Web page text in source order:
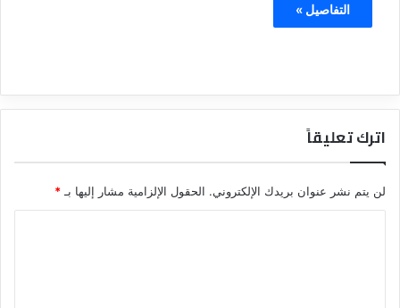
التفاصيل »
اترك تعليقاً
لن يتم نشر عنوان بريدك الإلكتروني. الحقول الإلزامية مشار إليها بـ *